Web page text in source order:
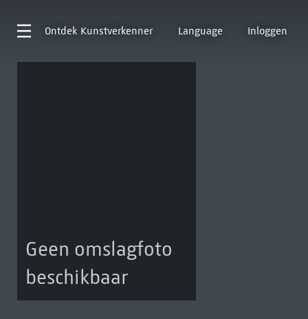
Ontdek Kunstverkenner Language Inloggen
Geen omslagfoto
beschikbaar